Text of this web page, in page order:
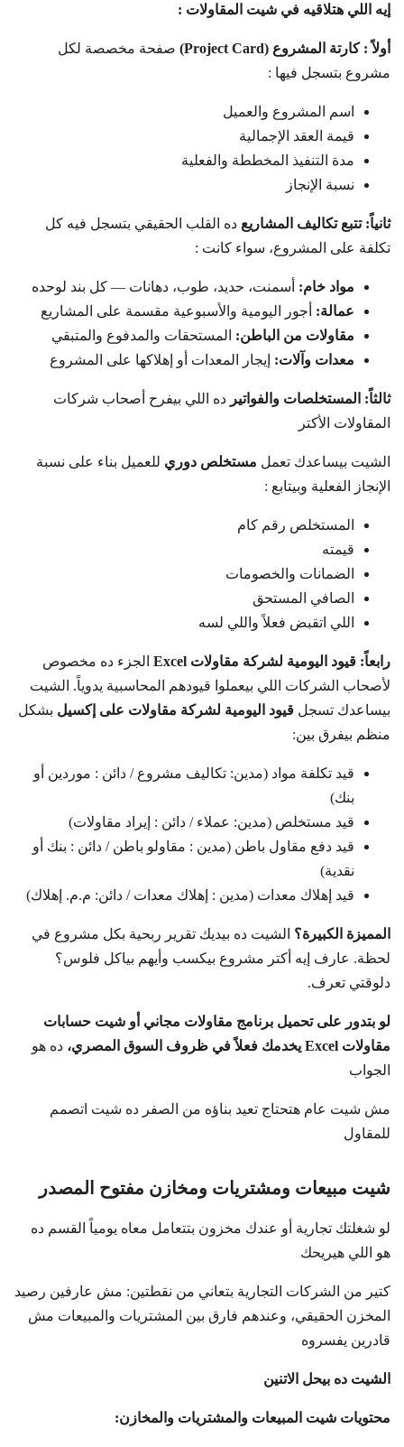
إيه اللي هتلاقيه في شيت المقاولات :
أولاً : كارتة المشروع (Project Card)
صفحة مخصصة لكل
مشروع بتسجل فيها :
اسم المشروع والعميل
قيمة العقد الإجمالية
مدة التنفيذ المخططة والفعلية
نسبة الإنجاز
ثانياً: تتبع تكاليف المشاريع ده القلب الحقيقي بتسجل فيه كل
تكلفة على المشروع، سواء كانت :
مواد خام: أسمنت، حديد، طوب، دهانات — كل بند لوحده
عمالة: أجور اليومية والأسبوعية مقسمة على المشاريع
مقاولات من الباطن: المستحقات والمدفوع والمتبقي
معدات وآلات: إيجار المعدات أو إهلاكها على المشروع
ثالثاً: المستخلصات والفواتير ده اللي بيفرح أصحاب شركات
المقاولات الأكتر
الشيت بيساعدك تعمل مستخلص دوري للعميل بناء على نسبة
الإنجاز الفعلية وبيتابع :
المستخلص رقم كام
قيمته
الضمانات والخصومات
الصافي المستحق
اللي اتقبض فعلاً واللي لسه
رابعاً: قيود اليومية لشركة مقاولات Excel
الجزء ده مخصوص
لأصحاب الشركات اللي بيعملوا قيودهم المحاسبية يدوياً. الشيت
بيساعدك تسجل قيود اليومية لشركة مقاولات على إكسيل بشكل
منظم بيفرق بين:
قيد تكلفة مواد (مدين: تكاليف مشروع / دائن : موردين أو
بنك)
قيد مستخلص (مدين: عملاء / دائن : إيراد مقاولات)
قيد دفع مقاول باطن (مدين : مقاولو باطن / دائن : بنك أو
نقدية)
قيد إهلاك معدات (مدين : إهلاك معدات / دائن: م.م. إهلاك)
المميزة الكبيرة؟ الشيت ده بيديك تقرير ربحية بكل مشروع في
لحظة. عارف إيه أكتر مشروع بيكسب وأيهم بياكل فلوس؟
دلوقتي تعرف.
لو بتدور على تحميل برنامج مقاولات مجاني أو شيت حسابات
مقاولات Excel يخدمك فعلاً في ظروف السوق المصري،
ده هو
الجواب
مش شيت عام هتحتاج تعيد بناؤه من الصفر ده شيت اتصمم
للمقاول
شيت مبيعات ومشتريات ومخازن مفتوح المصدر
لو شغلتك تجارية أو عندك مخزون بتتعامل معاه يومياً القسم ده
هو اللي هيريحك
كتير من الشركات التجارية بتعاني من نقطتين: مش عارفين رصيد
المخزن الحقيقي، وعندهم فارق بين المشتريات والمبيعات مش
قادرين يفسروه
الشيت ده بيحل الاتنين
محتويات شيت المبيعات والمشتريات والمخازن: